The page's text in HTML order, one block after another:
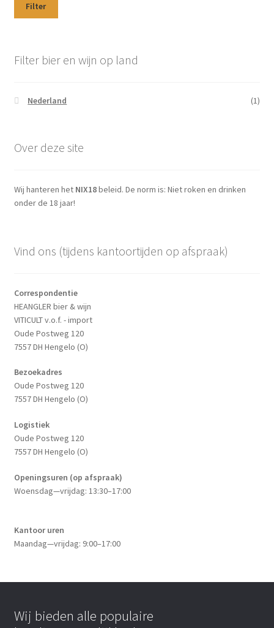
Filter
Filter bier en wijn op land
Nederland (1)
Over deze site
Wij hanteren het NIX18beleid. De norm is: Niet roken en drinken
onder de 18 jaar!
Vind ons (tijdens kantoortijden op afspraak)
Correspondentie
HEANGLER bier & wijn
VITICULT v.o.f. - import
Oude Postweg 120
7557 DH Hengelo (O)
Bezoekadres
Oude Postweg 120
7557 DH Hengelo (O)
Logistiek
Oude Postweg 120
7557 DH Hengelo (O)
Openingsuren (op afspraak)
Woensdag—vrijdag: 13:30–17:00
Kantoor uren
Maandag—vrijdag: 9:00–17:00
Wij bieden alle populaire